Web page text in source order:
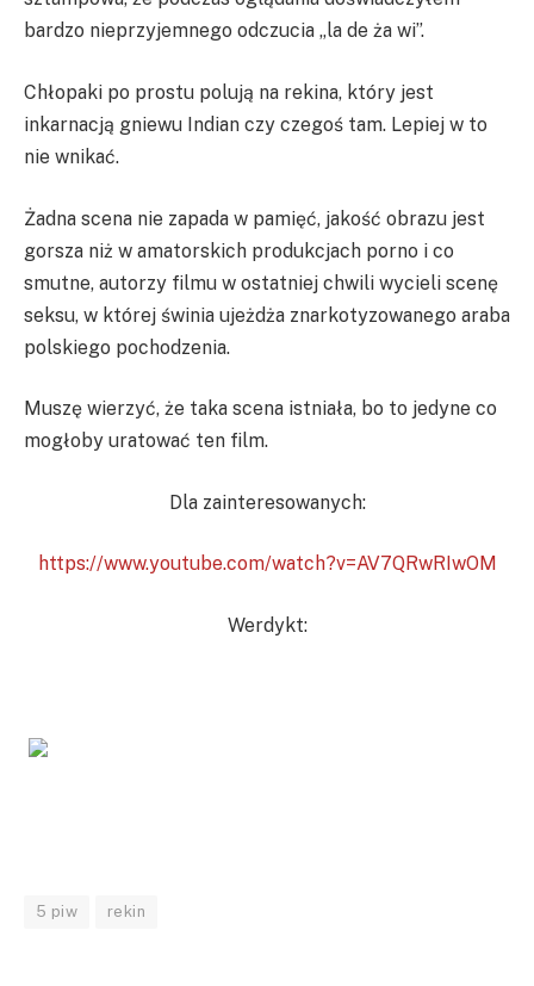
bardzo nieprzyjemnego odczucia „la de ża wi”.
Chłopaki po prostu polują na rekina, który jest
inkarnacją gniewu Indian czy czegoś tam. Lepiej w to
nie wnikać.
Żadna scena nie zapada w pamięć, jakość obrazu jest
gorsza niż w amatorskich produkcjach porno i co
smutne, autorzy filmu w ostatniej chwili wycieli scenę
seksu, w której świnia ujeżdża znarkotyzowanego araba
polskiego pochodzenia.
Muszę wierzyć, że taka scena istniała, bo to jedyne co
mogłoby uratować ten film.
Dla zainteresowanych:
https://www.youtube.com/watch?v=AV7QRwRIwOM
Werdykt:
5 piw rekin